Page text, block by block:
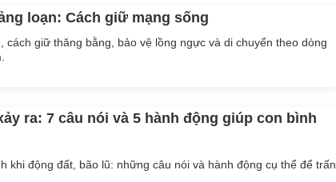
loạn: Cách giữ mạng sống
cách giữ thăng bằng, bảo vệ lồng ngực và di chuyển theo dòng
ra: 7 câu nói và 5 hành động giúp con bình
khi động đất, bão lũ: những câu nói và hành động cụ thể để trấn